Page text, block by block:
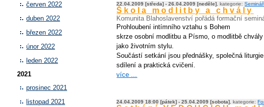
červen 2022
duben 2022
březen 2022
únor 2022
leden 2022
2021
prosinec 2021
listopad 2021
22.04.2009 [středa] - 26.04.2009 [neděle] , kategorie:
Škola modlitby a chvály
Komunita Blahoslavenství pořádá formační
Prohloubení intímního vztahu s Bohem
skrze osobní modlitbu a Písmo, o modlitbě
jako životním stylu.
Součástí setkání jsou přednášky, společná
sdílení a praktická cvičení.
více ...
24.04.2009 18:00 [pátek] - 25.04.2009 [sobota] , kategorie: